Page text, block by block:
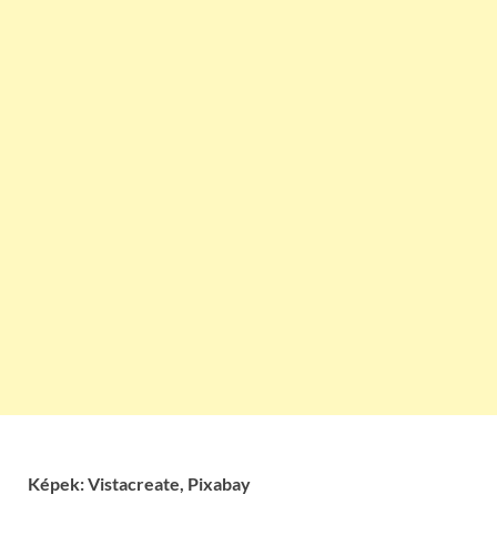
Képek: Vistacreate, Pixabay